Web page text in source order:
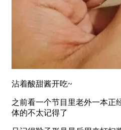
沾着酸甜酱开吃~
之前看一个节目里老外一本正
体的不太记得了